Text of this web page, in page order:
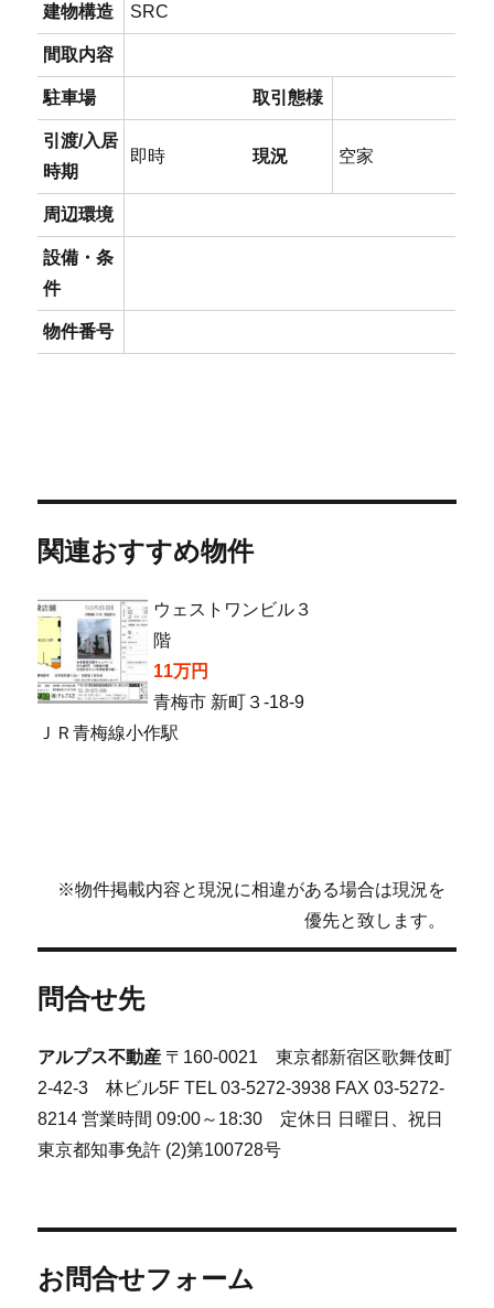
建物構造 SRC
間取内容
駐車場 取引態様
引渡/入居
時期
即時 現況 空家
周辺環境
設備・条
件
物件番号
関連おすすめ物件
ウェストワンビル３
階
11万円
青梅市 新町３-18-9
ＪＲ青梅線小作駅
※物件掲載内容と現況に相違がある場合は現況を
優先と致します。
問合せ先
アルプス不動産 〒160-0021 東京都新宿区歌舞伎町
2-42-3 林ビル5F TEL 03-5272-3938 FAX 03-5272-
8214 営業時間 09:00～18:30 定休日 日曜日、祝日
東京都知事免許 (2)第100728号
お問合せフォーム